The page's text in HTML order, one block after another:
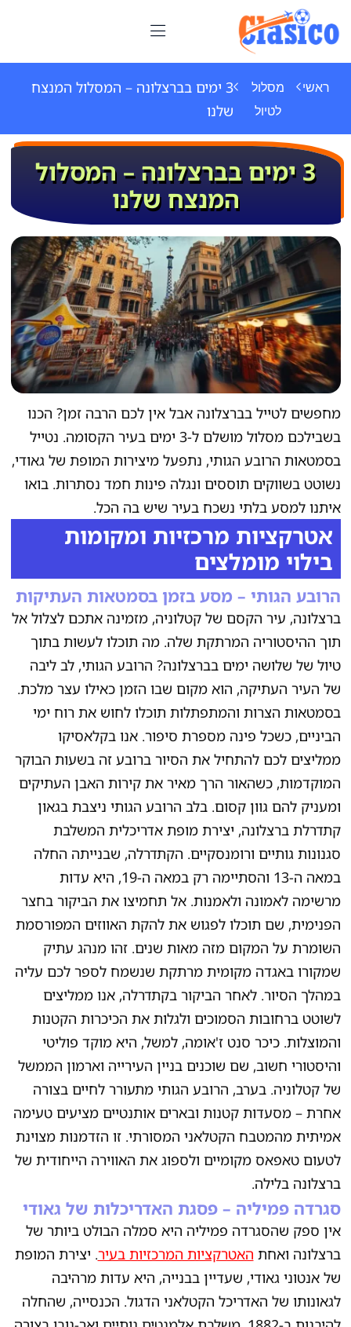
ראשי
מסלול
לטיול
3 ימים בברצלונה – המסלול המנצח
שלנו
3 ימים בברצלונה – המסלול
המנצח שלנו
מחפשים לטייל בברצלונה אבל אין לכם הרבה זמן? הכנו
בשבילכם מסלול מושלם ל-3 ימים בעיר הקסומה. נטייל
בסמטאות הרובע הגותי, נתפעל מיצירות המופת של גאודי,
נשוטט בשווקים תוססים ונגלה פינות חמד נסתרות. בואו
איתנו למסע בלתי נשכח בעיר שיש בה הכל.
אטרקציות מרכזיות ומקומות
בילוי מומלצים
הרובע הגותי – מסע בזמן בסמטאות העתיקות
ברצלונה, עיר הקסם של קטלוניה, מזמינה אתכם לצלול אל
תוך ההיסטוריה המרתקת שלה. מה תוכלו לעשות בתוך
טיול של שלושה ימים בברצלונה? הרובע הגותי, לב ליבה
של העיר העתיקה, הוא מקום שבו הזמן כאילו עצר מלכת.
בסמטאות הצרות והמתפתלות תוכלו לחוש את רוח ימי
הביניים, כשכל פינה מספרת סיפור. אנו בקלאסיקו
ממליצים לכם להתחיל את הסיור ברובע זה בשעות הבוקר
המוקדמות, כשהאור הרך מאיר את קירות האבן העתיקים
ומעניק להם גוון קסום. בלב הרובע הגותי ניצבת בגאון
קתדרלת ברצלונה, יצירת מופת אדריכלית המשלבת
סגנונות גותיים ורומנסקיים. הקתדרלה, שבנייתה החלה
במאה ה-13 והסתיימה רק במאה ה-19, היא עדות
מרשימה לאמונה ולאמנות. אל תחמיצו את הביקור בחצר
הפנימית, שם תוכלו לפגוש את להקת האווזים המפורסמת
השומרת על המקום מזה מאות שנים. זהו מנהג עתיק
שמקורו באגדה מקומית מרתקת שנשמח לספר לכם עליה
במהלך הסיור. לאחר הביקור בקתדרלה, אנו ממליצים
לשוטט ברחובות הסמוכים ולגלות את הכיכרות הקטנות
והמוצלות. כיכר סנט ז'אומה, למשל, היא מוקד פוליטי
והיסטורי חשוב, שם שוכנים בניין העירייה וארמון הממשל
של קטלוניה. בערב, הרובע הגותי מתעורר לחיים בצורה
אחרת – מסעדות קטנות ובארים אותנטיים מציעים טעימה
אמיתית מהמטבח הקטלאני המסורתי. זו הזדמנות מצוינת
לטעום טאפאס מקומיים ולספוג את האווירה הייחודית של
ברצלונה בלילה.
סגרדה פמיליה – פסגת האדריכלות של גאודי
אין ספק שהסגרדה פמיליה היא סמלה הבולט ביותר של
ברצלונה ואחת האטרקציות המרכזיות בעיר. יצירת המופת
של אנטוני גאודי, שעדיין בבנייה, היא עדות מרהיבה
לגאונותו של האדריכל הקטלאני הדגול. הכנסייה, שהחלה